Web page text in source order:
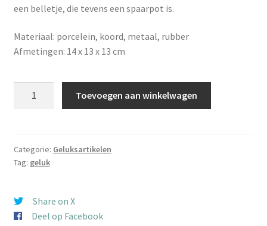
een belletje, die tevens een spaarpot is.
Materiaal: porcelein, koord, metaal, rubber
Afmetingen: 14 x 13 x 13 cm
cm
geel
Toevoegen aan winkelwagen
Categorie: Geluksartikelen
Tag: geluk
Share on X
Deel op Facebook